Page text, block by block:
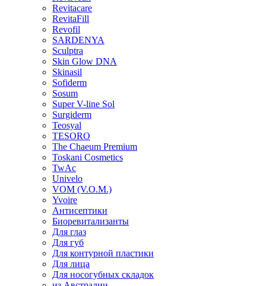
Revitacare
RevitaFill
Revofil
SARDENYA
Sculptra
Skin Glow DNA
Skinasil
Sofiderm
Sosum
Super V-line Sol
Surgiderm
Teosyal
TESORO
The Chaeum Premium
Toskani Cosmetics
TwAc
Univelo
VOM (V.O.M.)
Yvoire
Антисептики
Биоревитализанты
Для глаз
Для губ
Для контурной пластики
Для лица
Для носогубных складок